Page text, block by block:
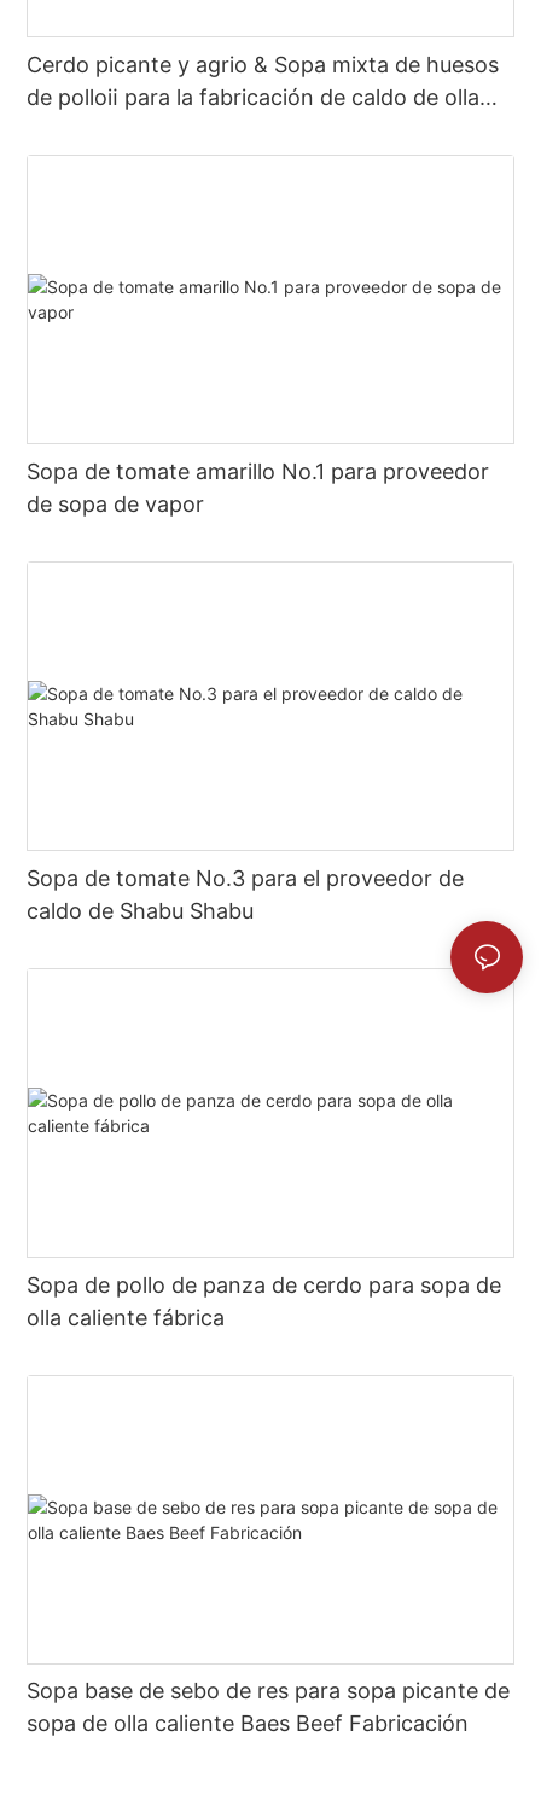
Cerdo picante y agrio & Sopa mixta de huesos
de polloⅱ para la fabricación de caldo de olla
Sopa de tomate amarillo No.1 para proveedor
de sopa de vapor
Sopa de tomate No.3 para el proveedor de
caldo de Shabu Shabu
Sopa de pollo de panza de cerdo para sopa de
olla caliente fábrica
Sopa base de sebo de res para sopa picante de
sopa de olla caliente Baes Beef Fabricación